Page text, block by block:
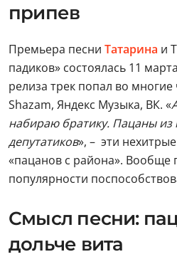
припев
Премьера песни Татарина и
падиков» состоялась 11
релиза трек попал во
Shazam, Яндекс Музыка, ВК. «
набираю братику. Пацаны из
депутатиков», – эти
«пацанов с района». Вообще
популярности
Смысл песни:
дольче вита